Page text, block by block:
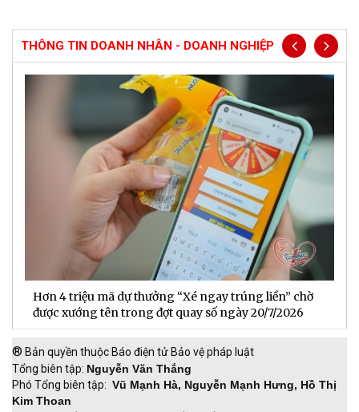
THÔNG TIN DOANH NHÂN - DOANH NGHIỆP
Hơn 4 triệu mã dự thưởng “Xé ngay trúng liền” chờ
được xướng tên trong đợt quay số ngày 20/7/2026
® Bản quyền thuộc Báo điện tử Bảo vệ pháp luật
Tổng biên tập: Nguyễn Văn Thắng
Phó Tổng biên tập: Vũ Mạnh Hà, Nguyễn Mạnh Hưng, Hồ Thị
Kim Thoan